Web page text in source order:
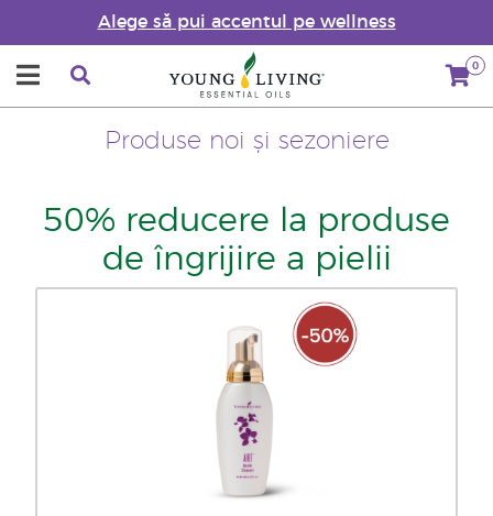
Alege să pui accentul pe wellness
0
Produse noi și sezoniere
50% reducere la produse
de îngrijire a pielii